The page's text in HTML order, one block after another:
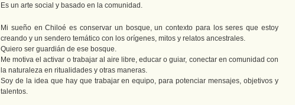
Es un arte social y basado en la comunidad.
Mi sueño en Chiloé es conservar un bosque, un contexto para los seres que estoy
creando y un sendero temático con los orígenes, mitos y relatos ancestrales.
Quiero ser guardián de ese bosque.
Me motiva el activar o trabajar al aire libre, educar o guiar, conectar en comunidad con
la naturaleza en ritualidades y otras maneras.
Soy de la idea que hay que trabajar en equipo, para potenciar mensajes, objetivos y
talentos.